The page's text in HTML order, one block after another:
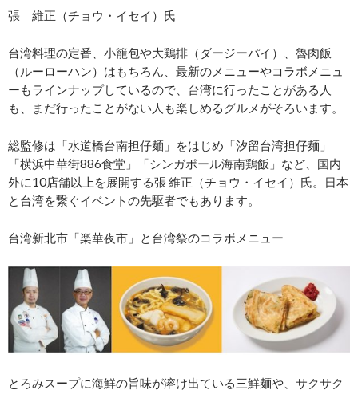
張 維正（チョウ・イセイ）氏
台湾料理の定番、小籠包や大鶏排（ダージーパイ）、魯肉飯
（ルーローハン）はもちろん、最新のメニューやコラボメニュ
ーもラインナップしているので、台湾に行ったことがある人
も、まだ行ったことがない人も楽しめるグルメがそろいます。
総監修は「水道橋台南担仔麺」をはじめ「汐留台湾担仔麺」
「横浜中華街886食堂」「シンガポール海南鶏飯」など、国内
外に10店舗以上を展開する張 維正（チョウ・イセイ）氏。日本
と台湾を繋ぐイベントの先駆者でもあります。
台湾新北市「楽華夜市」と台湾祭のコラボメニュー
とろみスープに海鮮の旨味が溶け出ている三鮮麺や、サクサク